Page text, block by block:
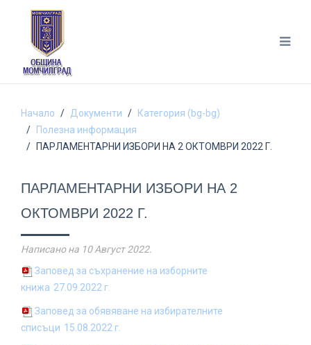
Начало Документи
Категория (bg-bg)
Полезна информация
ПАРЛАМЕНТАРНИ ИЗБОРИ НА 2 ОКТОМВРИ 2022 Г.
ПАРЛАМЕНТАРНИ ИЗБОРИ НА 2
ОКТОМВРИ 2022 Г.
Написано на 10 Август 2022.
Заповед за съхранение на изборните
книжа 27.09.2022 г.
Заповед за обявяване на избирателните
списъци 15.08.2022 г.